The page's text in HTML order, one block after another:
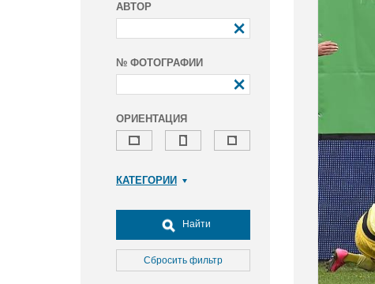
АВТОР
№ ФОТОГРАФИИ
ОРИЕНТАЦИЯ
КАТЕГОРИИ
Досуг, туризм и отдых
Культура
Медицина
Найти
Сбросить фильтр